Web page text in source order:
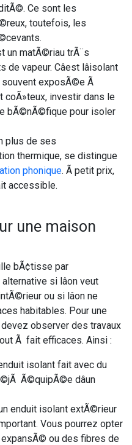
Ce sont les
toutefois, les
un matÃ©riau trÃ¨s
vapeur. Câest lâisolant
exposÃ©e Ã
coÃ»teux, investir dans le
bÃ©nÃ©fique pour isoler
plus de ses
thermique, se distingue
phonique. Ã petit prix,
accessible.
une maison
bÃ¢tisse par
alternative si lâon veut
ou si lâon ne
habitables. Pour une
devez observer des travaux
Ã fait efficaces. Ainsi :
isolant fait avec du
Ã©quipÃ©e dâun
enduit isolant extÃ©rieur
Vous pourrez opter
ou des fibres de